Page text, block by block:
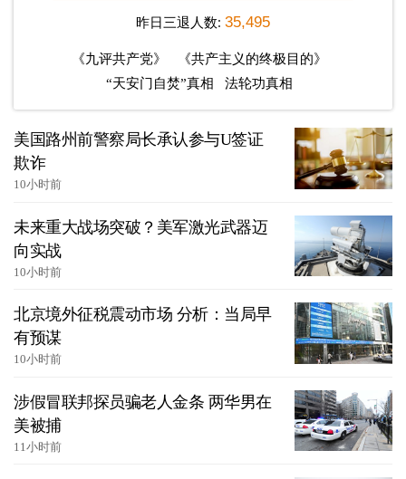
昨日三退人数: 35,495
《九评共产党》
《共产主义的终极目的》
“天安门自焚”真相
法轮功真相
美国路州前警察局长承认参与U签证
欺诈
10小时前
未来重大战场突破？美军激光武器迈
向实战
10小时前
北京境外征税震动市场 分析：当局早
有预谋
10小时前
涉假冒联邦探员骗老人金条 两华男在
美被捕
11小时前